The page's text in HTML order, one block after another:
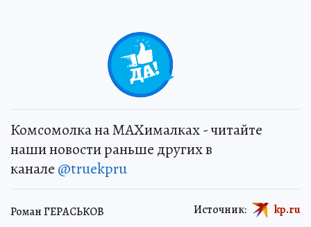
Комсомолка на MAXималках - читайте
наши новости раньше других в
канале @truekpru
Роман ГЕРАСЬКОВ Источник: kp.ru